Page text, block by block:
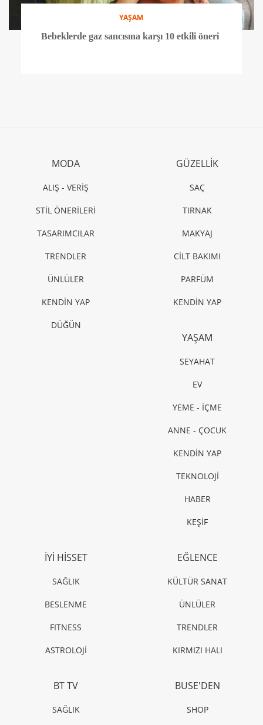
YAŞAM
Bebeklerde gaz sancısına karşı 10 etkili öneri
MODA
ALIŞ - VERİŞ
STİL ÖNERİLERİ
TASARIMCILAR
TRENDLER
ÜNLÜLER
KENDİN YAP
DÜĞÜN
GÜZELLİK
SAÇ
TIRNAK
MAKYAJ
CİLT BAKIMI
PARFÜM
KENDİN YAP
YAŞAM
SEYAHAT
EV
YEME - İÇME
ANNE - ÇOCUK
KENDİN YAP
TEKNOLOJİ
HABER
KEŞİF
İYİ HİSSET
SAĞLIK
BESLENME
FITNESS
ASTROLOJİ
EĞLENCE
KÜLTÜR SANAT
ÜNLÜLER
TRENDLER
KIRMIZI HALI
BT TV
SAĞLIK
BUSE'DEN
SHOP